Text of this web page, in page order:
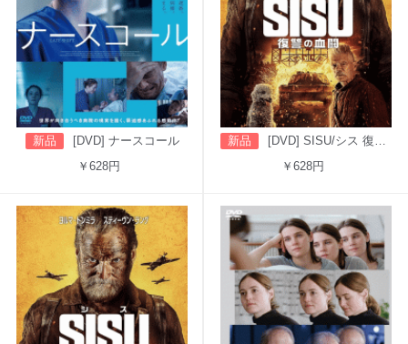
新品
[DVD] ナースコール
￥628円
新品
[DVD] SISU/シス 復讐の血闘（吹替版）
￥628円